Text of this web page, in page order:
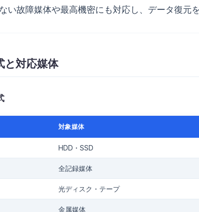
い故障媒体や最高機密にも対応し、データ復元
と対応媒体
対象媒体
HDD・SSD
全記録媒体
光ディスク・テープ
金属媒体